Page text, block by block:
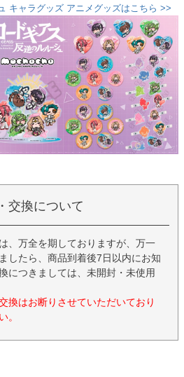
キャラグッズ アニメグッズはこちら >>
交換について
、万全を期しておりますが、万一
したら、商品到着後7日以内にお知
につきましては、未開封・未使用
換はお断りさせていただいており
。